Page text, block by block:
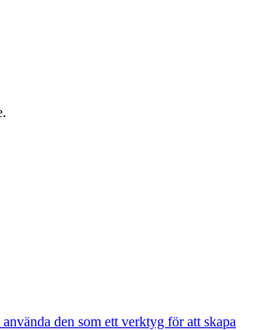
den som ett verktyg för att skapa